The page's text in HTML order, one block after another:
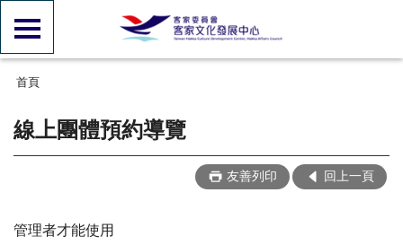
首頁
線上團體預約導覽
友善列印 回上一頁
管理者才能使用